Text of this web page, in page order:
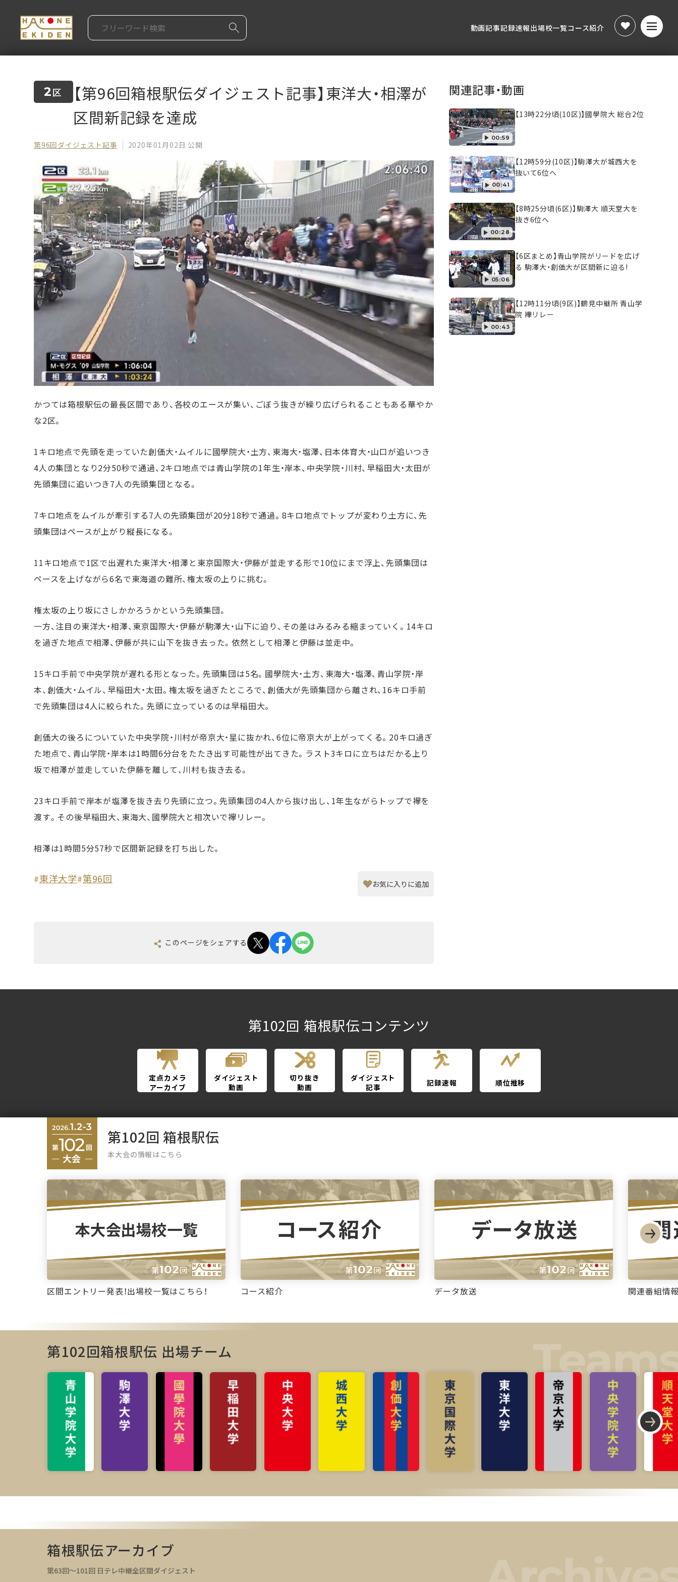
動画記事記録速報出場校一覧コース紹介
2区
【第96回箱根駅伝ダイジェスト記事】東洋大・相澤が
区間新記録を達成
第96回ダイジェスト記事 2020年01月02日 公開
かつては箱根駅伝の最長区間であり、各校のエースが集い、ごぼう抜きが繰り広げられることもある華やか
な2区。
1キロ地点で先頭を走っていた創価大・ムイルに國學院大・土方、東海大・塩澤、日本体育大・山口が追いつき
4人の集団となり2分50秒で通過、2キロ地点では青山学院の1年生・岸本、中央学院・川村、早稲田大・太田が
先頭集団に追いつき7人の先頭集団となる。
7キロ地点をムイルが牽引する7人の先頭集団が20分18秒で通過。8キロ地点でトップが変わり土方に、先
頭集団はペースが上がり縦長になる。
11キロ地点で1区で出遅れた東洋大・相澤と東京国際大・伊藤が並走する形で10位にまで浮上、先頭集団は
ペースを上げながら6名で東海道の難所、権太坂の上りに挑む。
権太坂の上り坂にさしかかろうかという先頭集団。
一方、注目の東洋大・相澤、東京国際大・伊藤が駒澤大・山下に迫り、その差はみるみる縮まっていく。14キロ
を過ぎた地点で相澤、伊藤が共に山下を抜き去った。依然として相澤と伊藤は並走中。
15キロ手前で中央学院が遅れる形となった。先頭集団は5名。國學院大・土方、東海大・塩澤、青山学院・岸
本、創価大・ムイル、早稲田大・太田。権太坂を過ぎたところで、創価大が先頭集団から離され、16キロ手前
で先頭集団は4人に絞られた。先頭に立っているのは早稲田大。
創価大の後ろについていた中央学院・川村が帝京大・星に抜かれ、6位に帝京大が上がってくる。20キロ過ぎ
た地点で、青山学院・岸本は1時間6分台をたたき出す可能性が出てきた。ラスト3キロに立ちはだかる上り
坂で相澤が並走していた伊藤を離して、川村も抜き去る。
23キロ手前で岸本が塩澤を抜き去り先頭に立つ。先頭集団の4人から抜け出し、1年生ながらトップで襷を
渡す。その後早稲田大、東海大、國學院大と相次いで襷リレー。
相澤は1時間5分57秒で区間新記録を打ち出した。
#東洋大学#第96回 お気に入りに追加
このページをシェアする
関連記事・動画
00:59
【13時22分頃(10区)】國學院大 総合2位
00:41
【12時59分(10区)】駒澤大が城西大を
抜いて6位へ
00:28
【8時25分頃(6区)】駒澤大 順天堂大を
抜き6位へ
05:06
【6区まとめ】青山学院がリードを広げ
る 駒澤大・創価大が区間新に迫る!
00:43
【12時11分頃(9区)】鶴見中継所 青山学
院 襷リレー
第102回 箱根駅伝コンテンツ
定点カメラ
アーカイブ
ダイジェスト
動画
切り抜き
動画
ダイジェスト
記事
記録速報 順位推移
第102回 箱根駅伝
本大会の情報はこちら
区間エントリー発表！出場校一覧はこちら！ コース紹介 データ放送 関連番組情
第102回箱根駅伝 出場チーム
箱根駅伝アーカイブ
第63回～101回 日テレ中継全区間ダイジェスト